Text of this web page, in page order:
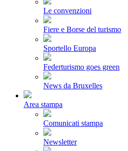
Le convenzioni
Fiere e Borse del turismo
Sportello Europa
Federturismo goes green
News da Bruxelles
Area stampa
Comunicati stampa
Newsletter